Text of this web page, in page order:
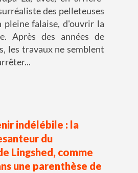
des pelleteuses
pleine falaise, d'ouvrir la
Après des années de
les travaux ne semblent
indélébile : la
du
Lingshed, comme
une parenthèse de